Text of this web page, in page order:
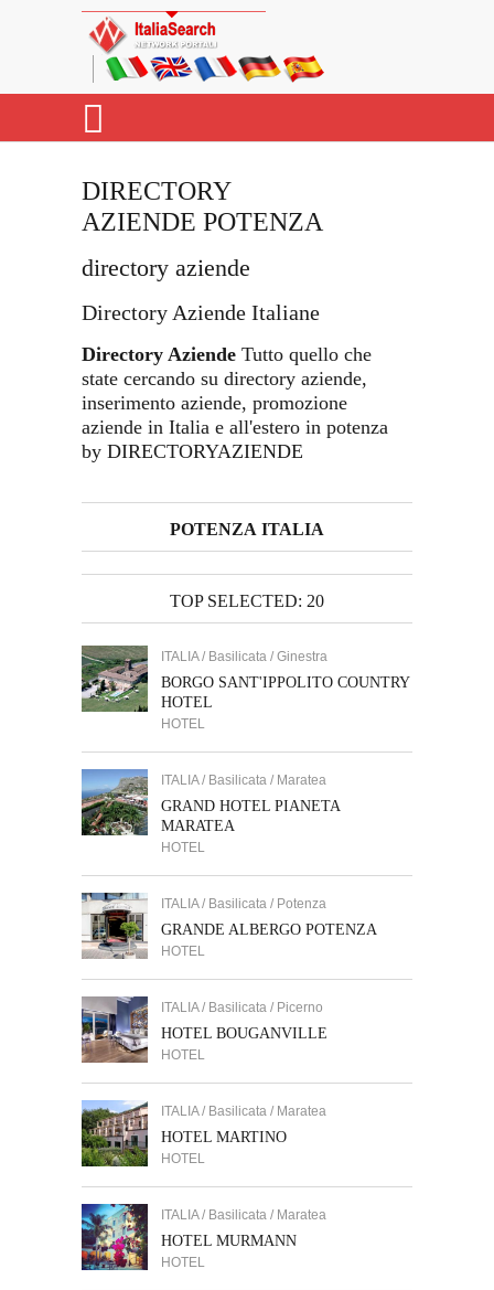
DIRECTORY
AZIENDE POTENZA
directory aziende
Directory Aziende Italiane
Directory Aziende Tutto quello che
state cercando su directory aziende,
inserimento aziende, promozione
aziende in Italia e all'estero in potenza
by DIRECTORYAZIENDE
POTENZA ITALIA
TOP SELECTED: 20
ITALIA / Basilicata / Ginestra
BORGO SANT'IPPOLITO COUNTRY
HOTEL
HOTEL
ITALIA / Basilicata / Maratea
GRAND HOTEL PIANETA
MARATEA
HOTEL
ITALIA / Basilicata / Potenza
GRANDE ALBERGO POTENZA
HOTEL
ITALIA / Basilicata / Picerno
HOTEL BOUGANVILLE
HOTEL
ITALIA / Basilicata / Maratea
HOTEL MARTINO
HOTEL
ITALIA / Basilicata / Maratea
HOTEL MURMANN
HOTEL